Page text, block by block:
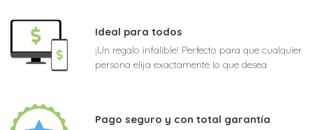
Ideal para todos
¡Un regalo infalible! Perfecto para que cualquier
persona elija exactamente lo que desea
Pago seguro y con total garantía